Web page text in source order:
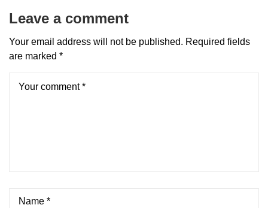
Leave a comment
Your email address will not be published. Required fields
are marked *